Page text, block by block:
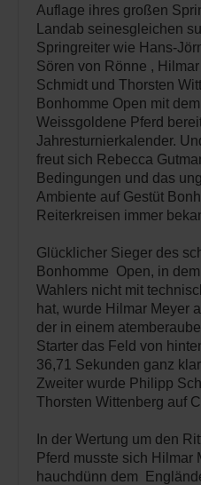
Auflage ihres großen
Landab seinesgleichen
Springreiter wie Hans-
Sören von Rönne ,
Schmidt und Thorsten
Bonhomme Open mit dem
Weissgoldene Pferd
Jahresturnierkalender.
freut sich Rebecca
Bedingungen und das
Ambiente auf Gestüt
Reiterkreisen immer
Glücklicher Sieger des
Bonhomme Open, in
Wahlers nicht mit
hat, wurde Hilmar Meyer
der in einem
Starter das Feld von
36,71 Sekunden ganz
Zweiter wurde Philipp
Thorsten Wittenberg auf
In der Wertung um den
Pferd musste sich
hauchdünn dem